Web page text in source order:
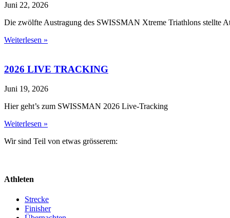
Juni 22, 2026
Die zwölfte Austragung des SWISSMAN Xtreme Triathlons stellte
Weiterlesen »
2026 LIVE TRACKING
Juni 19, 2026
Hier geht’s zum SWISSMAN 2026 Live-Tracking
Weiterlesen »
Wir sind Teil von etwas grösserem:
Athleten
Strecke
Finisher